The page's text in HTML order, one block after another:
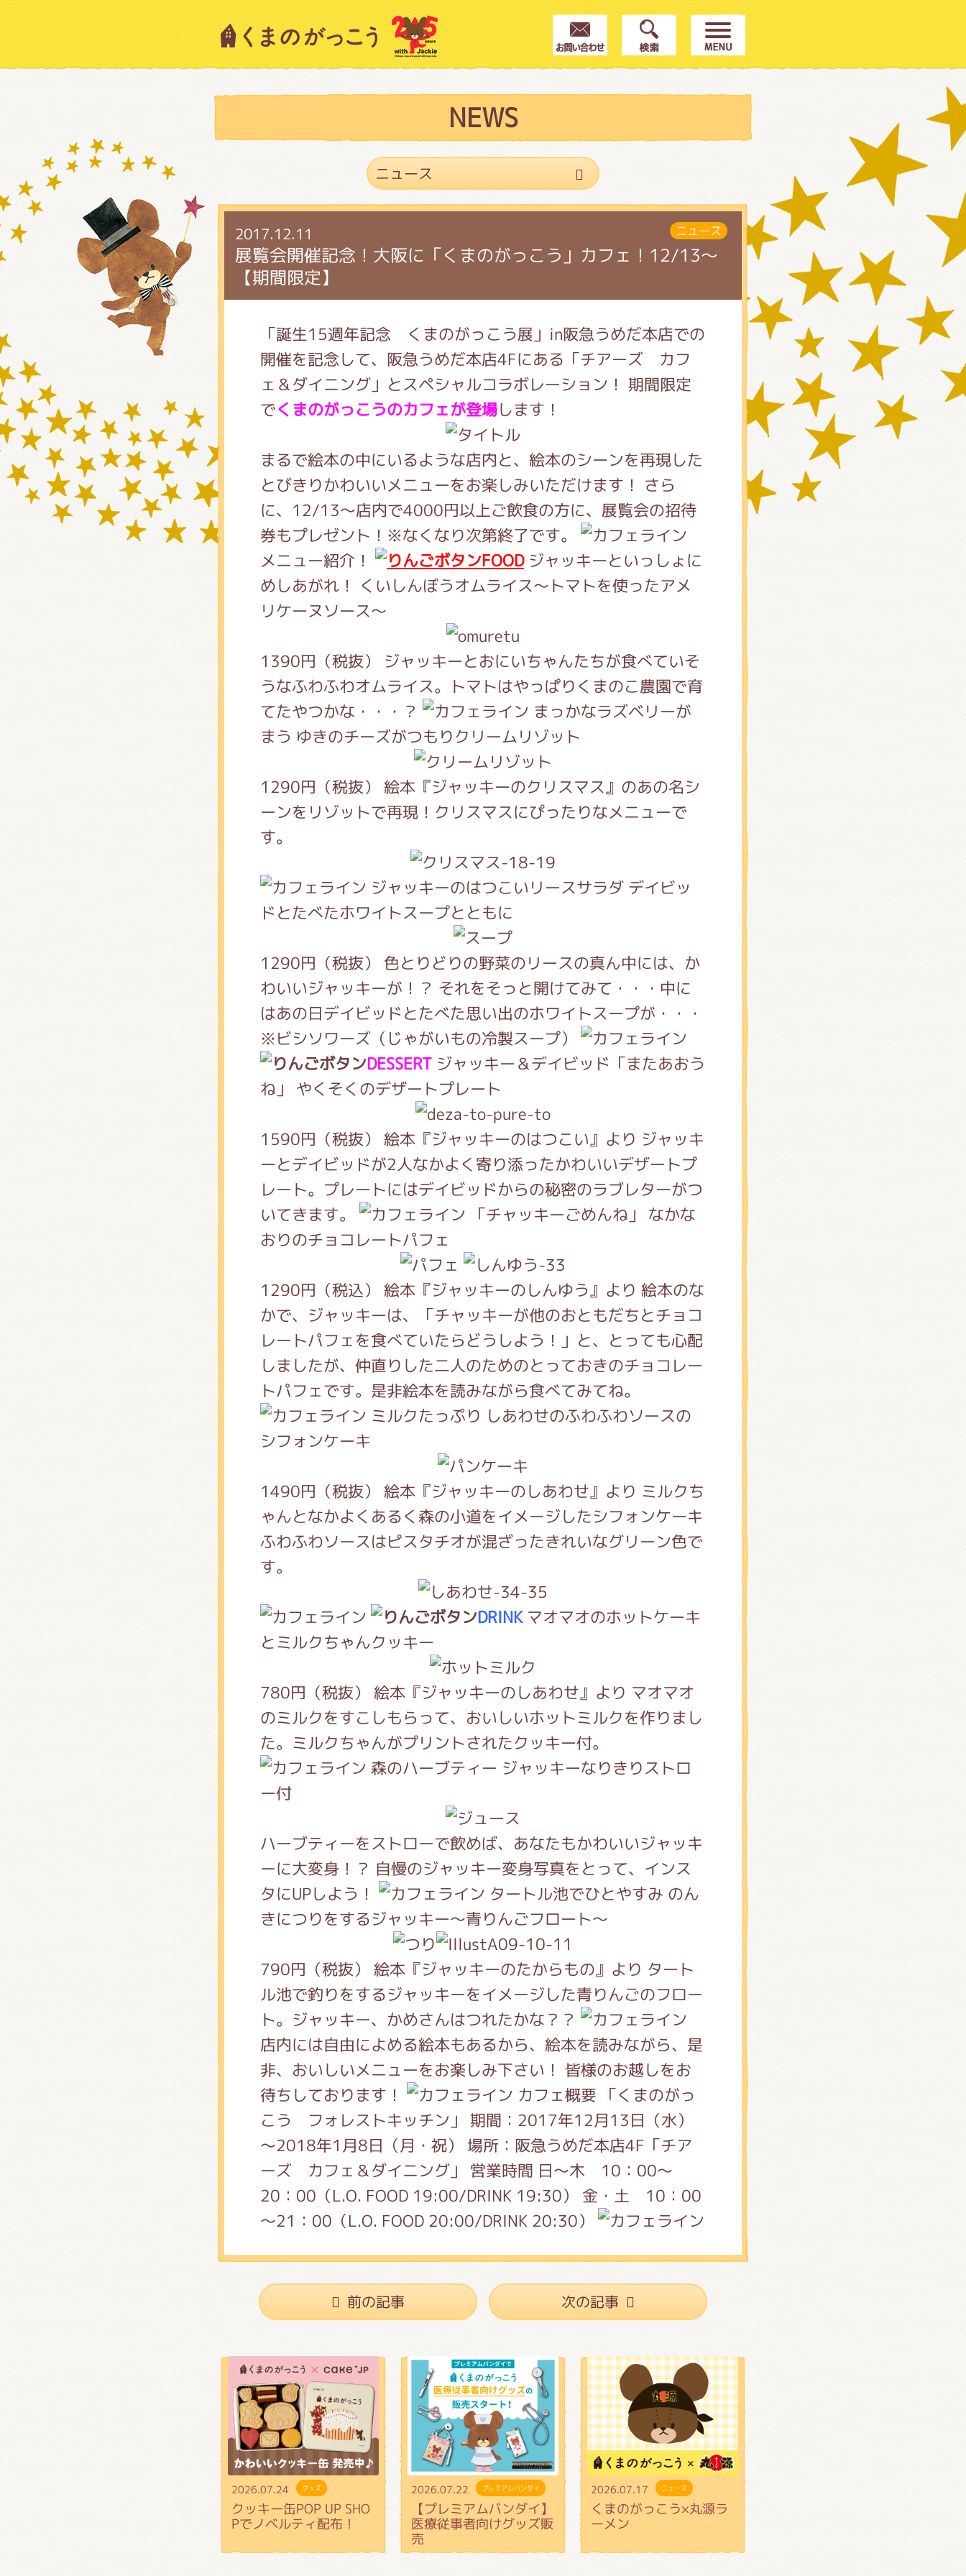
NEWS
2017.12.11 ニュース
展覧会開催記念！大阪に「くまのがっこう」カフェ！12/13～
【期間限定】
「誕生15週年記念 くまのがっこう展」in阪急うめだ本店での
開催を記念して、阪急うめだ本店4Fにある「チアーズ カフ
ェ＆ダイニング」とスペシャルコラボレーション！ 期間限定
でくまのがっこうのカフェが登場します！
まるで絵本の中にいるような店内と、絵本のシーンを再現した
とびきりかわいいメニューをお楽しみいただけます！ さら
に、12/13～店内で4000円以上ご飲食の方に、展覧会の招待
券もプレゼント！※なくなり次第終了です。
メニュー紹介！
FOODジャッキーといっしょに
めしあがれ！ くいしんぼうオムライス～トマトを使ったアメ
リケーヌソース～
1390円（税抜） ジャッキーとおにいちゃんたちが食べていそ
うなふわふわオムライス。トマトはやっぱりくまのこ農園で育
てたやつかな・・・？
まっかなラズベリーが
まう ゆきのチーズがつもりクリームリゾット
1290円（税抜） 絵本『ジャッキーのクリスマス』のあの名シ
ーンをリゾットで再現！クリスマスにぴったりなメニューで
す。
ジャッキーのはつこいリースサラダ デイビッ
ドとたべたホワイトスープとともに
1290円（税抜） 色とりどりの野菜のリースの真ん中には、か
わいいジャッキーが！？ それをそっと開けてみて・・・中に
はあの日デイビッドとたべた思い出のホワイトスープが・・・
※ビシソワーズ（じゃがいもの冷製スープ）
DESSERT ジャッキー＆デイビッド「またあおう
ね」 やくそくのデザートプレート
1590円（税抜） 絵本『ジャッキーのはつこい』より ジャッキ
ーとデイビッドが2人なかよく寄り添ったかわいいデザートプ
レート。プレートにはデイビッドからの秘密のラブレターがつ
いてきます。
「チャッキーごめんね」 なかな
おりのチョコレートパフェ
1290円（税込） 絵本『ジャッキーのしんゆう』より 絵本のな
かで、ジャッキーは、「チャッキーが他のおともだちとチョコ
レートパフェを食べていたらどうしよう！」と、とっても心配
しましたが、仲直りした二人のためのとっておきのチョコレー
トパフェです。是非絵本を読みながら食べてみてね。
ミルクたっぷり しあわせのふわふわソースの
シフォンケーキ
1490円（税抜） 絵本『ジャッキーのしあわせ』より ミルクち
ゃんとなかよくあるく森の小道をイメージしたシフォンケーキ
ふわふわソースはピスタチオが混ざったきれいなグリーン色で
す。
DRINKマオマオのホットケーキ
とミルクちゃんクッキー
780円（税抜） 絵本『ジャッキーのしあわせ』より マオマオ
のミルクをすこしもらって、おいしいホットミルクを作りまし
た。ミルクちゃんがプリントされたクッキー付。
森のハーブティー ジャッキーなりきりストロ
ー付
ハーブティーをストローで飲めば、あなたもかわいいジャッキ
ーに大変身！？ 自慢のジャッキー変身写真をとって、インス
タにUPしよう！
タートル池でひとやすみ のん
きにつりをするジャッキー～青りんごフロート～
790円（税抜） 絵本『ジャッキーのたからもの』より タート
ル池で釣りをするジャッキーをイメージした青りんごのフロー
ト。ジャッキー、かめさんはつれたかな？？
店内には自由によめる絵本もあるから、絵本を読みながら、是
非、おいしいメニューをお楽しみ下さい！ 皆様のお越しをお
待ちしております！
カフェ概要 「くまのがっ
こう フォレストキッチン」 期間：2017年12月13日（水）
～2018年1月8日（月・祝） 場所：阪急うめだ本店4F「チア
ーズ カフェ＆ダイニング」 営業時間 日～木 10：00～
20：00（L.O. FOOD 19:00/DRINK 19:30） 金・土 10：00
～21：00（L.O. FOOD 20:00/DRINK 20:30）
前の記事 次の記事
2026.07.24 グッズ
クッキー缶POP UP SHO
Pでノベルティ配布！
2026.07.22 プレミアムバンダイ
【プレミアムバンダイ】
医療従事者向けグッズ販
売
2026.07.17 ニュース
くまのがっこう×丸源ラ
ーメン
キャラクター紹介
スタッフブログ
絵本・作家紹介
グッズインフォメーション
ミュージカル・コンサート
おたのしみコンテンツ(クイズ・AR・診断・占い)
チア ジャッキーズ！
くまのがっこう しょくいんしつ
くまのがっこう 家庭科部